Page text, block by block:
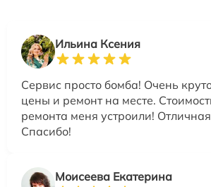
Ильина Ксения
Сервис просто бомба! Очень
цены и ремонт на месте.
ремонта меня устроили!
Спасибо!
Моисеева Екатерина